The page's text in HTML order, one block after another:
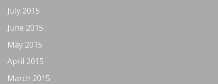
July 2015
June 2015
May 2015
April 2015
March 2015